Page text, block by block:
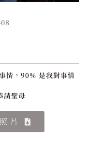
情，90% 是我對事情
請聖母
片